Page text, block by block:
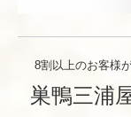
8割以上のお客様
巣鴨三浦